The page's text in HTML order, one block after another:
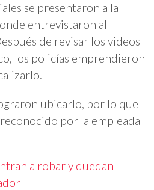
se presentaron a la
entrevistaron al
de revisar los videos
los policías emprendieron
ubicarlo, por lo que
por la empleada
a robar y quedan